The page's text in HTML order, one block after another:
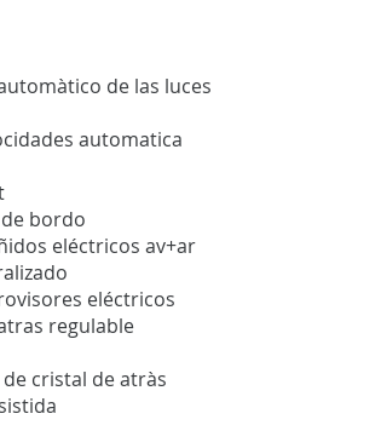
de las luces
automatica
bordo
eléctricos av+ar
eléctricos
regulable
cristal de atràs